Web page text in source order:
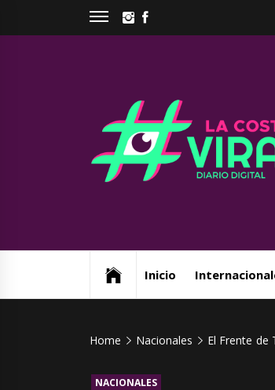
INSTAGRAM
Inicio
Home Nacionales El Frente de
NACIONALES